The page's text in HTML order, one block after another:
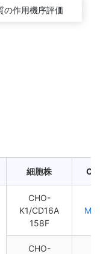
の作用機序評価
細胞株
CHO-
K1/CD16A
158F
CHO-